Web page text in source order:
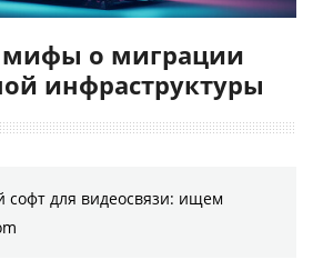
мифы о миграции
инфраструктуры
софт для видеосвязи: ищем